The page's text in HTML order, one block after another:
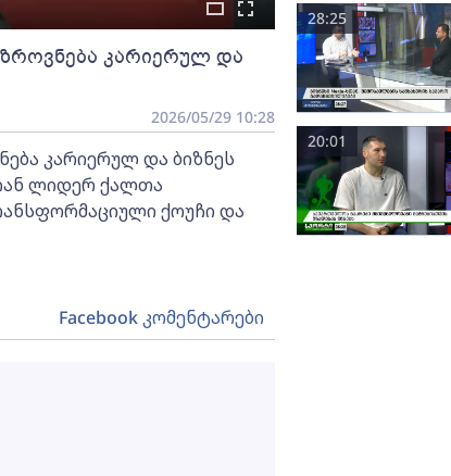
კარიერულ და
2026/05/29 10:28
კარიერულ და ბიზნეს
ლიდერ ქალთა
ქოუჩი და
28:25
20:01
Facebook კომენტარები